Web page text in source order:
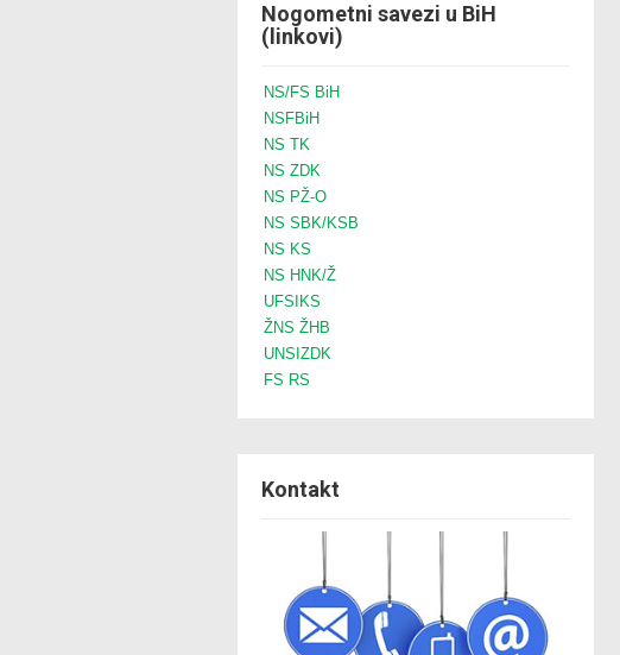
Nogometni savezi u BiH
(linkovi)
NS/FS BiH
NSFBiH
NS TK
NS ZDK
NS PŽ-O
NS SBK/KSB
NS KS
NS HNK/Ž
UFSIKS
ŽNS ŽHB
UNSIZDK
FS RS
Kontakt